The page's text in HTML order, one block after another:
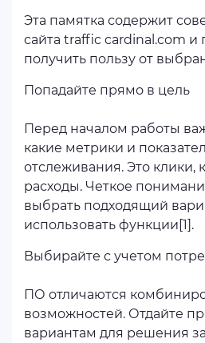
Эта памятка содержит
сайта traffic cardinal.com и
получить пользу от
Попадайте прямо в цель
Перед началом работы
какие метрики и
отслеживания. Это клики,
расходы. Четкое
выбрать подходящий
использовать функции[1].
Выбирайте с учетом
ПО отличаются
возможностей. Отдайте
вариантам для решения